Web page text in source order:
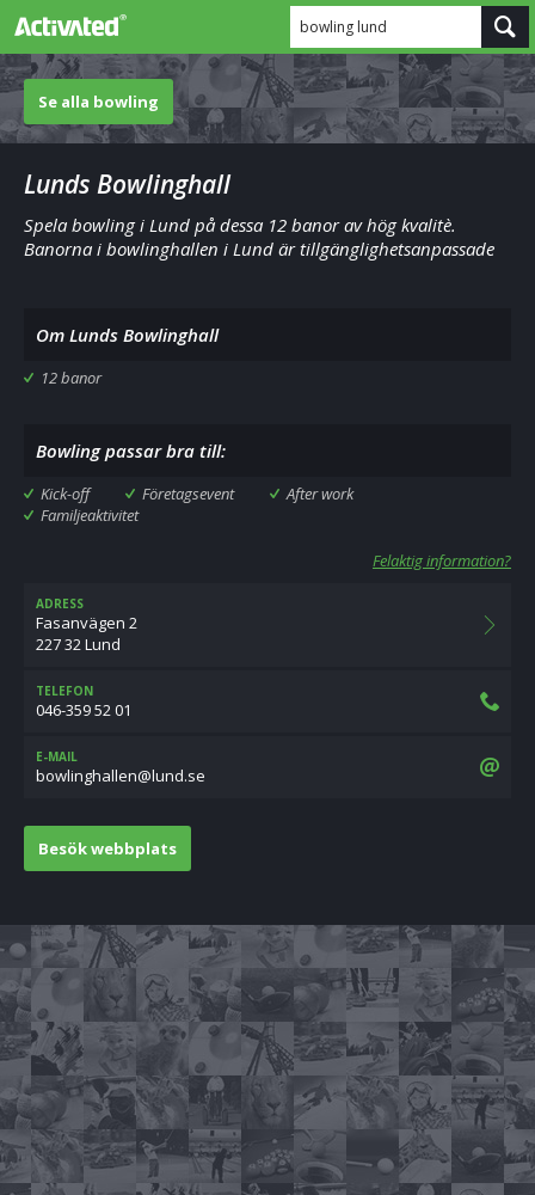
bowling lund
Se alla bowling
Lunds Bowlinghall
Spela bowling i Lund på dessa 12 banor av hög kvalitè.
Banorna i bowlinghallen i Lund är tillgänglighetsanpassade
Om Lunds Bowlinghall
12 banor
Bowling passar bra till:
Kick-off Företagsevent
After work
Familjeaktivitet
Felaktig information?
ADRESS
Fasanvägen 2
227 32 Lund
TELEFON
046-359 52 01
E-MAIL
es.dnul@nellahgnilwob
Besök webbplats